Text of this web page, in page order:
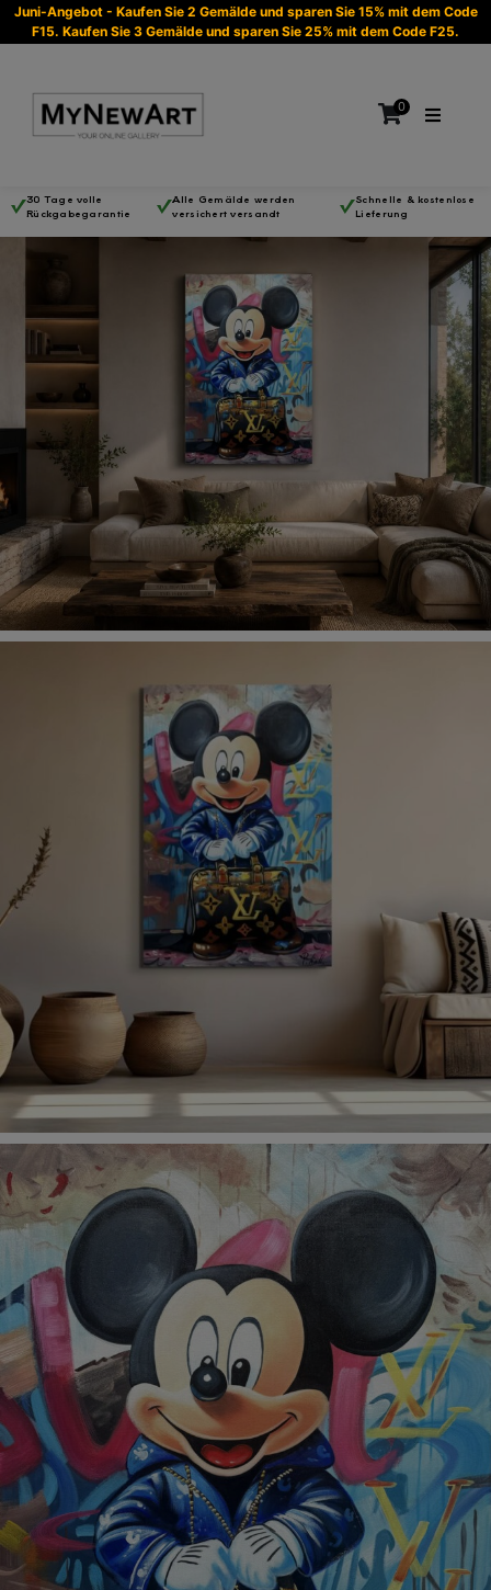
Juni-Angebot - Kaufen Sie 2 Gemälde und sparen Sie 15% mit dem Code
F15. Kaufen Sie 3 Gemälde und sparen Sie 25% mit dem Code F25.
0
Es befinden sich keine Produkte im Warenkorb.
30 Tage volle
Rückgabegarantie
Alle Gemälde werden
versichert versandt
Schnelle & kostenlose
Lieferung